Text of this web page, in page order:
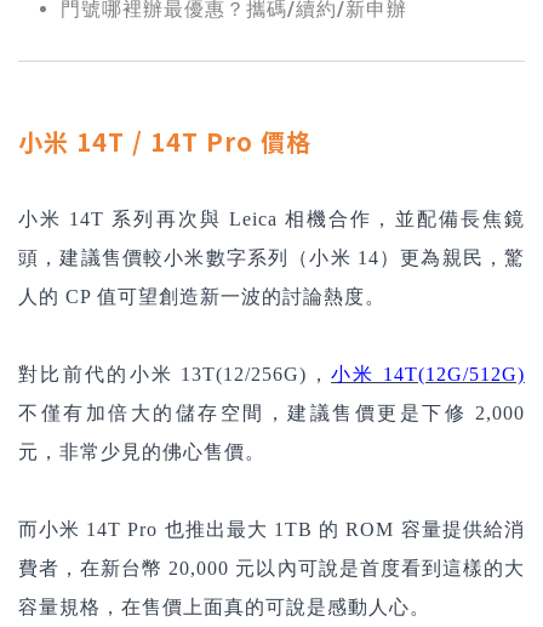
門號哪裡辦最優惠？攜碼/續約/新申辦
小米 14T / 14T Pro 價格
小米 14T 系列再次與 Leica 相機合作，並配備長焦鏡
頭，建議售價較小米數字系列（小米 14）更為親民，驚
人的 CP 值可望創造新一波的討論熱度。
對比前代的小米 13T(12/256G)，小米 14T(12G/512G)
不僅有加倍大的儲存空間，建議售價更是下修 2,000
元，非常少見的佛心售價。
而小米 14T Pro 也推出最大 1TB 的 ROM 容量提供給消
費者，在新台幣 20,000 元以內可說是首度看到這樣的大
容量規格，在售價上面真的可說是感動人心。